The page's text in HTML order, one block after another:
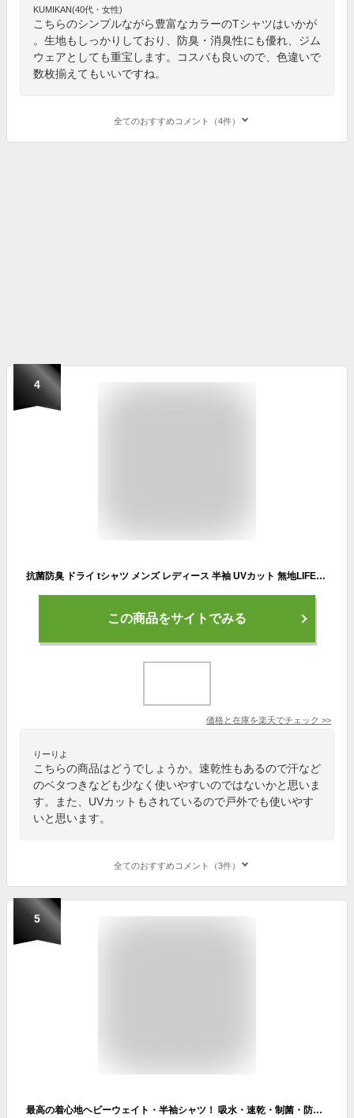
KUMIKAN(40代・女性)
こちらのシンプルながら豊富なカラーのTシャツはいかが
。生地もしっかりしており、防臭・消臭性にも優れ、ジム
ウェアとしても重宝します。コスパも良いので、色違いで
数枚揃えてもいいですね。
全てのおすすめコメント（4件）
4
抗菌防臭 ドライ tシャツ メンズ レディース 半袖 UVカット 無地LIFEMAX ライフマックス 吸水速乾 クルーネック 4.3オンスポリエステル 大きいサイズ カラー 運動会 イベント
この商品をサイトでみる
価格と在庫を楽天でチェック >>
りーりよ
こちらの商品はどうでしょうか。速乾性もあるので汗など
のベタつきなども少なく使いやすいのではないかと思いま
す。また、UVカットもされているので戸外でも使いやす
いと思います。
全てのおすすめコメント（3件）
5
最高の着心地ヘビーウェイト・半袖シャツ！ 吸水・速乾・制菌・防臭・UVカット・コットンライク・接触冷感 メンズ レディース キャンプや公園・ジム・登山・ウォーキング・スポーツ・アウトドアで使えるTシャツ【ラドウェザー LAD WEATHER】あす楽